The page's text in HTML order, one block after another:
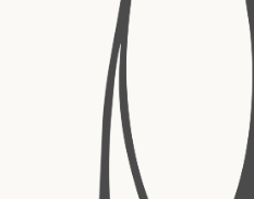
mind² ECHO
Kontakt